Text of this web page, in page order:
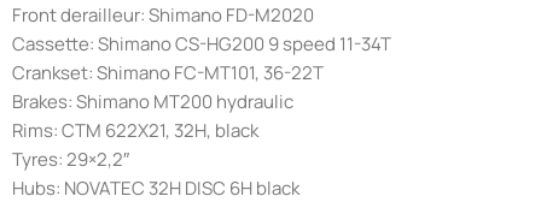
Front derailleur: Shimano FD-M2020
Cassette: Shimano CS-HG200 9 speed 11-34T
Crankset: Shimano FC-MT101, 36-22T
Brakes: Shimano MT200 hydraulic
Rims: CTM 622X21, 32H, black
Tyres: 29×2,2″
Hubs: NOVATEC 32H DISC 6H black